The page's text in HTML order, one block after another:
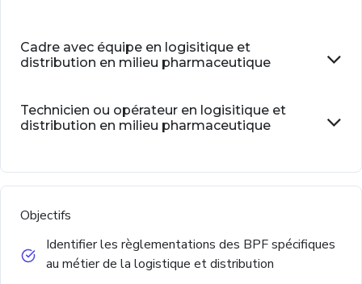
Cadre avec équipe en logisitique et
distribution en milieu pharmaceutique
Technicien ou opérateur en logisitique et
distribution en milieu pharmaceutique
Objectifs
Identifier les règlementations des BPF spécifiques
au métier de la logistique et distribution